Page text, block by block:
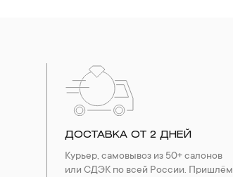
ДОСТАВКА ОТ 2 ДНЕЙ
Курьер, самовывоз из 50+ салонов
или СДЭК по всей России. Пришлём